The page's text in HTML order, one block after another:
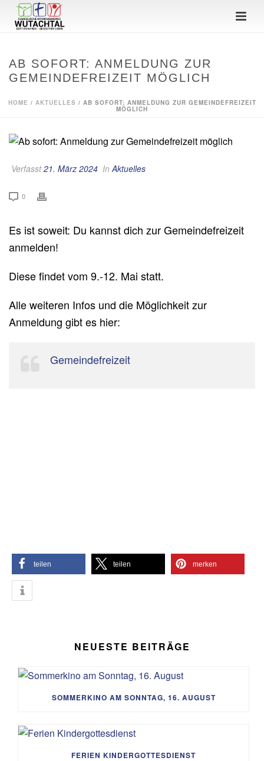
AB SOFORT: ANMELDUNG ZUR
GEMEINDEFREIZEIT MÖGLICH
HOME / AKTUELLES / AB SOFORT: ANMELDUNG ZUR GEMEINDEFREIZEIT
MÖGLICH
Verfasst21. März 2024 In Aktuelles
0
Es ist soweit: Du kannst dich zur Gemeindefreizeit
anmelden!
Diese findet vom 9.-12. Mai statt.
Alle weiteren Infos und die Möglichkeit zur
Anmeldung gibt es hier:
Gemeindefreizeit
teilen teilen merken
NEUESTE BEITRÄGE
SOMMERKINO AM SONNTAG, 16. AUGUST
FERIEN KINDERGOTTESDIENST